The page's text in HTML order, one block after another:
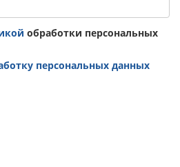
обработки персональных
персональных данных